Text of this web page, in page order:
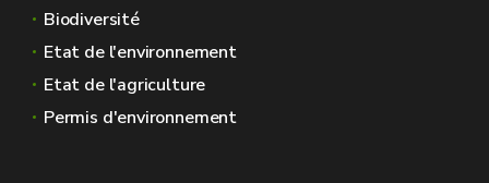
Biodiversité
Etat de l'environnement
Etat de l'agriculture
Permis d'environnement